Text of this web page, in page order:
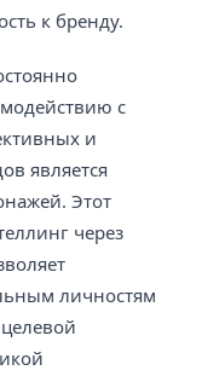
к бренду.
с
и
является
Этот
через
личностям